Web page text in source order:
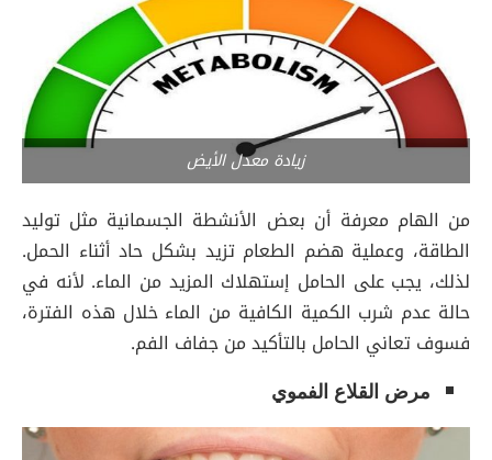
زيادة معدل الأيض
من الهام معرفة أن بعض الأنشطة الجسمانية مثل توليد
الطاقة، وعملية هضم الطعام تزيد بشكل حاد أثناء الحمل.
لذلك، يجب على الحامل إستهلاك المزيد من الماء. لأنه في
حالة عدم شرب الكمية الكافية من الماء خلال هذه الفترة،
فسوف تعاني الحامل بالتأكيد من جفاف الفم.
مرض القلاع الفموي